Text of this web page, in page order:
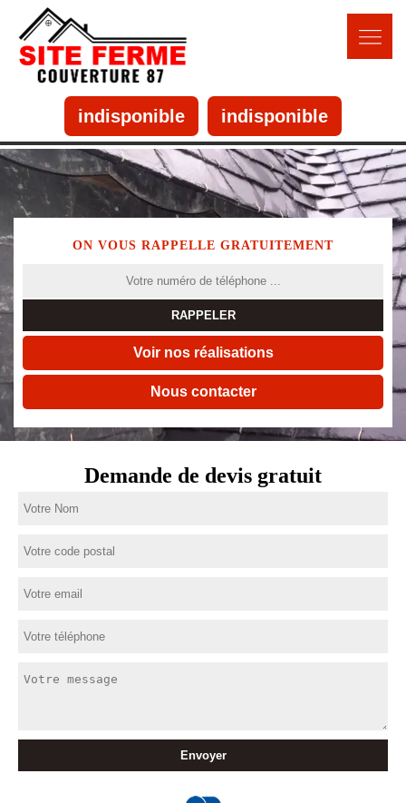
indisponible indisponible
ON VOUS RAPPELLE GRATUITEMENT
Voir nos réalisations
Nous contacter
Demande de devis gratuit